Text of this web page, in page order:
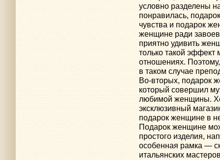
условно разделены
понравилась,
чувства и подарок
женщине ради
приятно удивить
только такой эффект
отношениях.
в таком случае
Во-вторых, подарок
который совершил
любимой женщины.
эксклюзивный
подарок женщине в
Подарок женщине
простого изделия,
особенная рамка —
итальянских